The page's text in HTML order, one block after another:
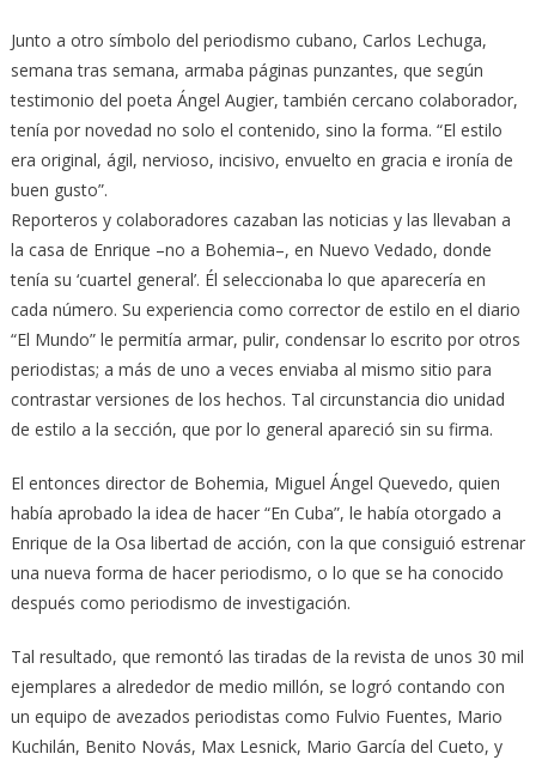
Junto a otro símbolo del periodismo cubano, Carlos Lechuga,
semana tras semana, armaba páginas punzantes, que según
testimonio del poeta Ángel Augier, también cercano colaborador,
tenía por novedad no solo el contenido, sino la forma. “El estilo
era original, ágil, nervioso, incisivo, envuelto en gracia e ironía de
buen gusto”.
Reporteros y colaboradores cazaban las noticias y las llevaban a
la casa de Enrique –no a Bohemia–, en Nuevo Vedado, donde
tenía su ‘cuartel general’. Él seleccionaba lo que aparecería en
cada número. Su experiencia como corrector de estilo en el diario
“El Mundo” le permitía armar, pulir, condensar lo escrito por otros
periodistas; a más de uno a veces enviaba al mismo sitio para
contrastar versiones de los hechos. Tal circunstancia dio unidad
de estilo a la sección, que por lo general apareció sin su firma.
El entonces director de Bohemia, Miguel Ángel Quevedo, quien
había aprobado la idea de hacer “En Cuba”, le había otorgado a
Enrique de la Osa libertad de acción, con la que consiguió estrenar
una nueva forma de hacer periodismo, o lo que se ha conocido
después como periodismo de investigación.
Tal resultado, que remontó las tiradas de la revista de unos 30 mil
ejemplares a alrededor de medio millón, se logró contando con
un equipo de avezados periodistas como Fulvio Fuentes, Mario
Kuchilán, Benito Novás, Max Lesnick, Mario García del Cueto, y